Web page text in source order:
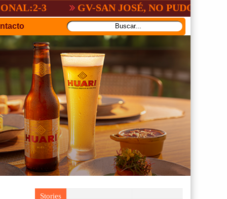
GV-SAN JOSÉ, NO PUDO CON SAN
Stories